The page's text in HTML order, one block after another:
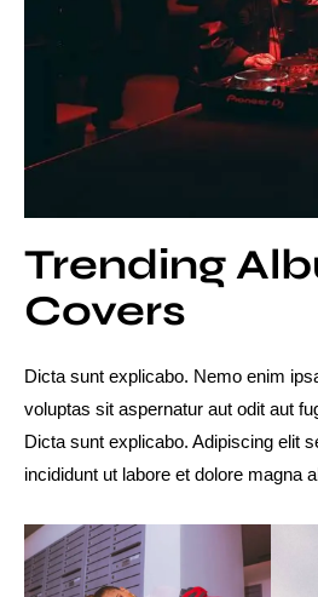
Trending
Covers
Dicta sunt explicabo. Nemo enim
voluptas sit aspernatur aut odit aut
Dicta sunt explicabo. Adipiscing elit
incididunt ut labore et dolore magna